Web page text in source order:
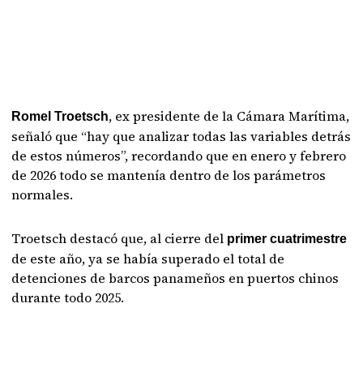
Romel Troetsch, ex presidente de la Cámara Marítima,
señaló que “hay que analizar todas las variables detrás
de estos números”, recordando que en enero y febrero
de 2026 todo se mantenía dentro de los parámetros
normales.
Troetsch destacó que, al cierre del primer cuatrimestre
de este año, ya se había superado el total de
detenciones de barcos panameños en puertos chinos
durante todo 2025.